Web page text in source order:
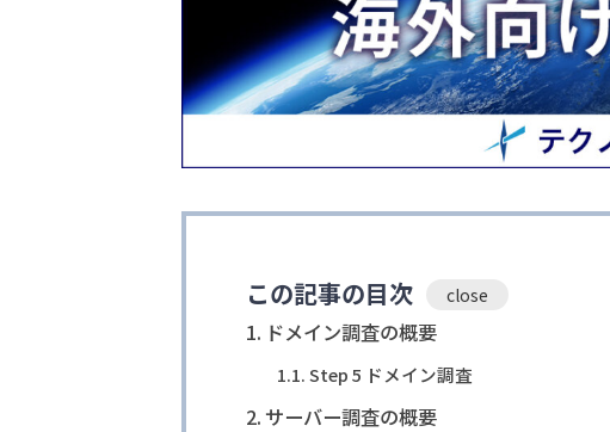
この記事の目次
ドメイン調査の概要
Step 5 ドメイン調査
サーバー調査の概要